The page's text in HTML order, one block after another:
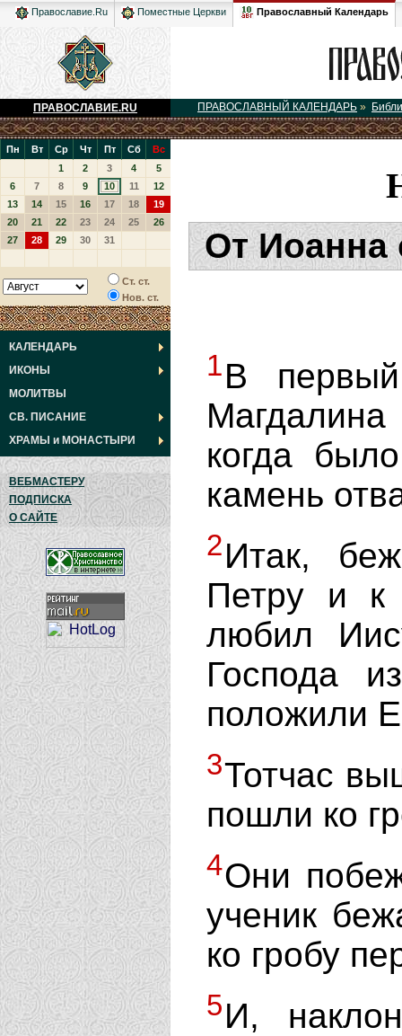
Православие.Ru Поместные Церкви Православный Календарь
ПРАВОСЛАВИЕ.RU ПРАВОСЛАВНЫЙ КАЛЕНДАРЬ »
Пн Вт Ср Чт Пт Сб
Вс
1
2 3 4
5
6
7 8 9 10 11
12
13
14 15 16 17 18
19
20
21 22 23 24 25
26
27
28 29 30 31
Ст. ст.
Нов. ст.
КАЛЕНДАРЬ
ИКОНЫ
МОЛИТВЫ
СВ. ПИСАНИЕ
ХРАМЫ и МОНАСТЫРИ
ВЕБМАСТЕРУ
ПОДПИСКА
О САЙТЕ
От Иоанна
1В
когда
камень
2Итак,
Петру и к
любил
Господа
положили
3Тотчас
пошли ко
4Они
ученик
ко гробу
5И,